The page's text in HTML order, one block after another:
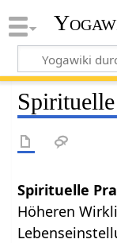
Spirituelle
Höheren